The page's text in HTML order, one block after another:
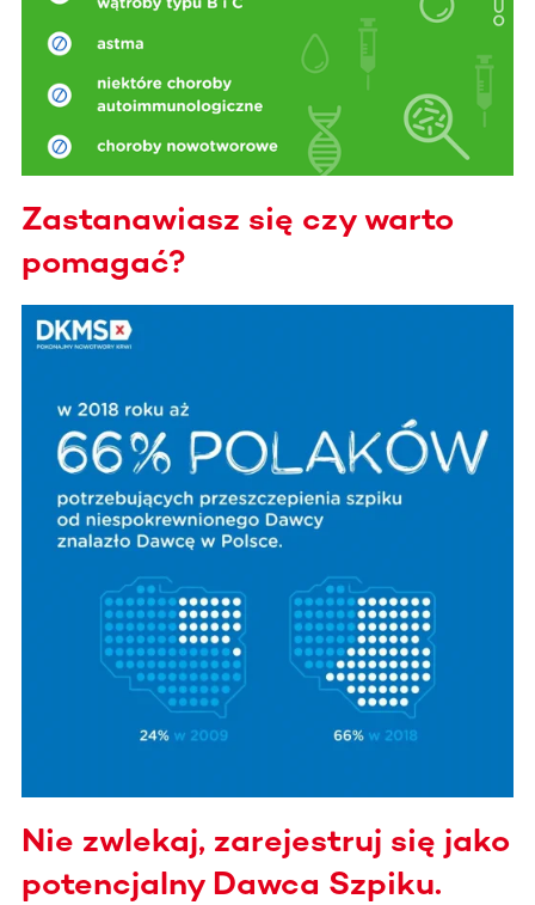
Zastanawiasz się czy warto
pomagać?
Nie zwlekaj, zarejestruj się jako
potencjalny Dawca Szpiku.